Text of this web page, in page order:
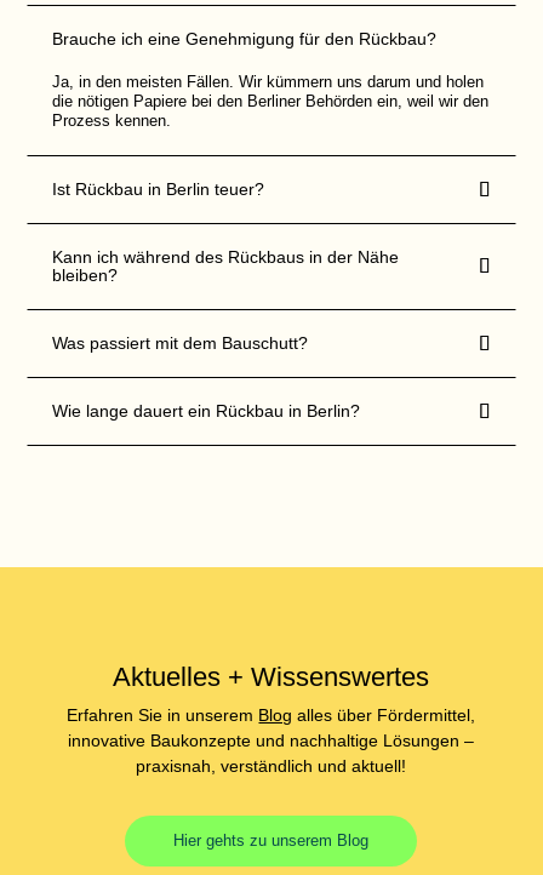
n
i
c
t
a
u
g
f
l
l
t
w
d
n
Brauche ich eine Genehmigung für den Rückbau?
Ja, in den meisten Fällen. Wir kümmern uns darum und holen
die nötigen Papiere bei den Berliner Behörden ein, weil wir den
Prozess kennen.

Ist Rückbau in Berlin teuer?

Kann ich während des Rückbaus in der Nähe
bleiben?

Was passiert mit dem Bauschutt?

Wie lange dauert ein Rückbau in Berlin?
Aktuelles + Wissenswertes
Erfahren Sie in unserem Blog alles über Fördermittel,
innovative Baukonzepte und nachhaltige Lösungen –
praxisnah, verständlich und aktuell!
Hier gehts zu unserem Blog